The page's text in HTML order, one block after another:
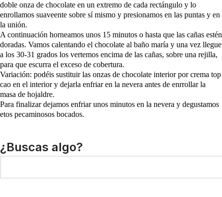
doble onza de chocolate en un extremo de cada rectángulo y lo
enrollamos suaveente sobre sí mismo y presionamos en las puntas y en
la unión.
A continuación horneamos unos 15 minutos o hasta que las cañas estén
doradas. Vamos calentando el chocolate al baño maría y una vez llegue
a los 30-31 grados los vertemos encima de las cañas, sobre una rejilla,
para que escurra el exceso de cobertura.
Variación: podéis sustituir las onzas de chocolate interior por crema top
cao en el interior y dejarla enfriar en la nevera antes de enrrollar la
masa de hojaldre.
Para finalizar dejamos enfriar unos minutos en la nevera y degustamos
etos pecaminosos bocados.
¿Buscas algo?